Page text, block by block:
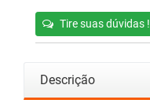
Tire suas dúvidas !
Descrição